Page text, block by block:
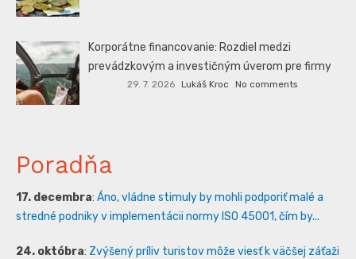
Korporátne financovanie: Rozdiel medzi
prevádzkovým a investičným úverom pre firmy
29. 7. 2026 Lukáš Kroc No comments
Poradňa
17. decembra: Áno, vládne stimuly by mohli podporiť malé a
stredné podniky v implementácii normy ISO 45001, čím by...
24. októbra: Zvýšený príliv turistov môže viesť k väčšej záťaži